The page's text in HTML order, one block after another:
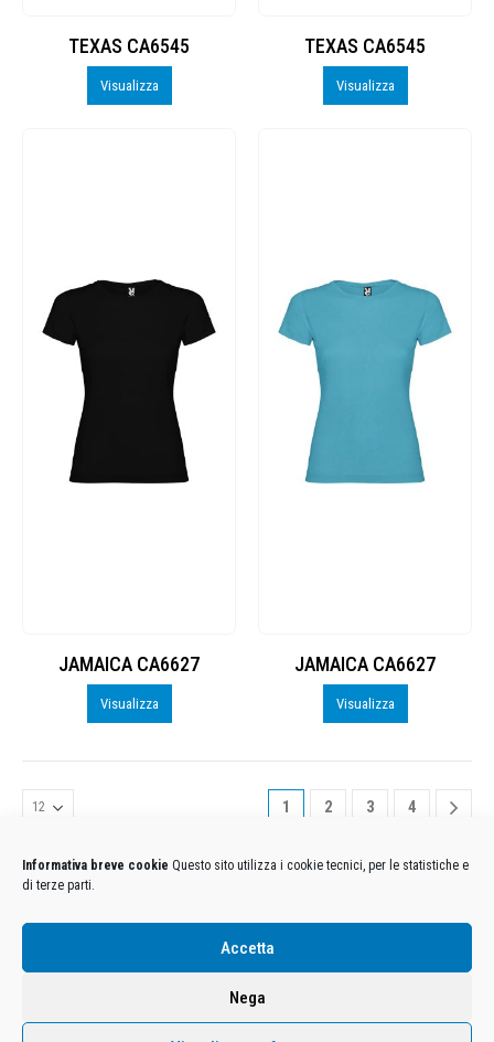
Informativa breve cookie Questo sito utilizza i cookie tecnici, per le statistiche e
di terze parti.
Accetta
Nega
TEXAS CA6545
Visualizza
TEXAS CA6545
Visualizza
JAMAICA CA6627
Visualizza
JAMAICA CA6627
Visualizza
1 2 3 4
Condizioni Generali di Utilizzo-Cookies-Privacy
Euro 12.500.000 i.v. - C.F. e Iscr. Reg. Imp. Monza e Brianza 02137480964 - R.E.A. MB-1370021 -